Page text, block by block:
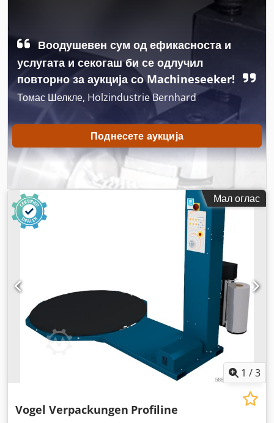
Воодушевен сум од ефикасноста и
услугата и секогаш би се одлучил
повторно за аукција со Machineseeker!
Томас Шелкле, Holzindustrie Bernhard
Поднесете аукција
Мал оглас
1 /3
Vogel Verpackungen Profiline